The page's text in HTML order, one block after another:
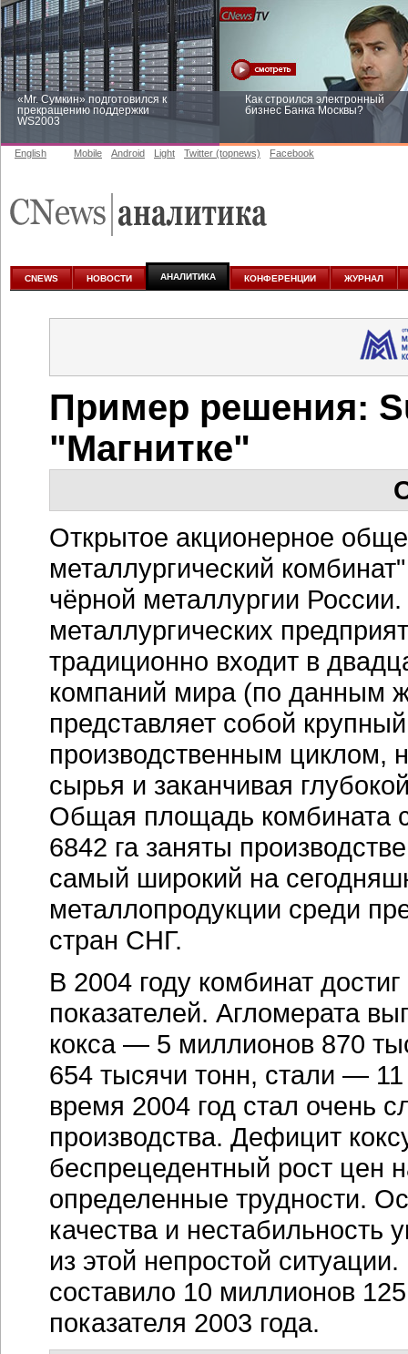
«Mr. Сумкин» подготовился к
прекращению поддержки
WS2003
Как строился электронный
бизнес Банка Москвы?
аналитике
English Mobile Android Light Twitter (topnews) Facebook
CNEWS НОВОСТИ АНАЛИТИКА КОНФЕРЕНЦИИ ЖУРНАЛ
Пример решения:
"Магнитке"
Открытое акционерное
металлургический
чёрной металлургии
металлургических
традиционно входит в
компаний мира (по данным
представляет собой
производственным циклом,
сырья и заканчивая
Общая площадь комбината
6842 га заняты
самый широкий на
металлопродукции среди
стран СНГ.
В 2004 году комбинат
показателей. Агломерата
кокса — 5 миллионов 870
654 тысячи тонн, стали —
время 2004 год стал очень
производства. Дефицит
беспрецедентный рост цен
определенные трудности.
качества и
из этой непростой
составило 10 миллионов
показателя 2003 года.